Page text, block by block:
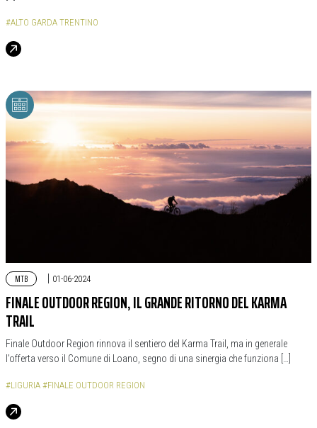
#ALTO GARDA TRENTINO
MTB | 01-06-2024
FINALE OUTDOOR REGION, IL GRANDE RITORNO DEL KARMA
TRAIL
Finale Outdoor Region rinnova il sentiero del Karma Trail, ma in generale
l’offerta verso il Comune di Loano, segno di una sinergia che funziona […]
#LIGURIA #FINALE OUTDOOR REGION